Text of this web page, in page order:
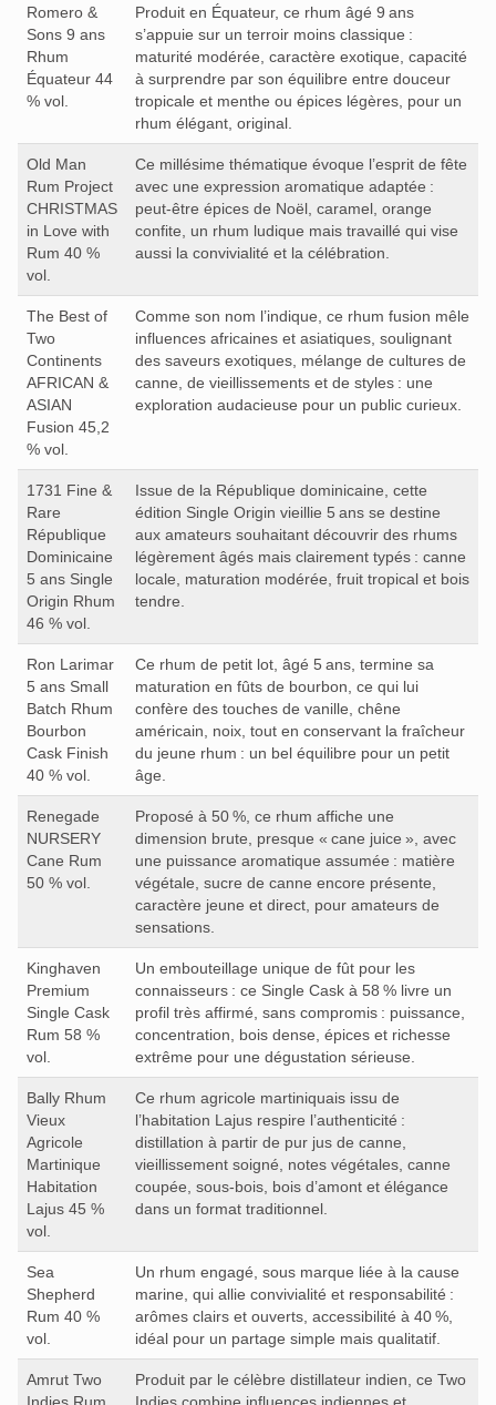
Romero &
Sons 9 ans
Rhum
Équateur 44
% vol.
Produit en Équateur, ce rhum âgé 9 ans
s’appuie sur un terroir moins classique :
maturité modérée, caractère exotique, capacité
à surprendre par son équilibre entre douceur
tropicale et menthe ou épices légères, pour un
rhum élégant, original.
Old Man
Rum Project
CHRISTMAS
in Love with
Rum 40 %
vol.
Ce millésime thématique évoque l’esprit de fête
avec une expression aromatique adaptée :
peut‑être épices de Noël, caramel, orange
confite, un rhum ludique mais travaillé qui vise
aussi la convivialité et la célébration.
The Best of
Two
Continents
AFRICAN &
ASIAN
Fusion 45,2
% vol.
Comme son nom l’indique, ce rhum fusion mêle
influences africaines et asiatiques, soulignant
des saveurs exotiques, mélange de cultures de
canne, de vieillissements et de styles : une
exploration audacieuse pour un public curieux.
1731 Fine &
Rare
République
Dominicaine
5 ans Single
Origin Rhum
46 % vol.
Issue de la République dominicaine, cette
édition Single Origin vieillie 5 ans se destine
aux amateurs souhaitant découvrir des rhums
légèrement âgés mais clairement typés : canne
locale, maturation modérée, fruit tropical et bois
tendre.
Ron Larimar
5 ans Small
Batch Rhum
Bourbon
Cask Finish
40 % vol.
Ce rhum de petit lot, âgé 5 ans, termine sa
maturation en fûts de bourbon, ce qui lui
confère des touches de vanille, chêne
américain, noix, tout en conservant la fraîcheur
du jeune rhum : un bel équilibre pour un petit
âge.
Renegade
NURSERY
Cane Rum
50 % vol.
Proposé à 50 %, ce rhum affiche une
dimension brute, presque « cane juice », avec
une puissance aromatique assumée : matière
végétale, sucre de canne encore présente,
caractère jeune et direct, pour amateurs de
sensations.
Kinghaven
Premium
Single Cask
Rum 58 %
vol.
Un embouteillage unique de fût pour les
connaisseurs : ce Single Cask à 58 % livre un
profil très affirmé, sans compromis : puissance,
concentration, bois dense, épices et richesse
extrême pour une dégustation sérieuse.
Bally Rhum
Vieux
Agricole
Martinique
Habitation
Lajus 45 %
vol.
Ce rhum agricole martiniquais issu de
l’habitation Lajus respire l’authenticité :
distillation à partir de pur jus de canne,
vieillissement soigné, notes végétales, canne
coupée, sous‑bois, bois d’amont et élégance
dans un format traditionnel.
Sea
Shepherd
Rum 40 %
vol.
Un rhum engagé, sous marque liée à la cause
marine, qui allie convivialité et responsabilité :
arômes clairs et ouverts, accessibilité à 40 %,
idéal pour un partage simple mais qualitatif.
Amrut Two
Produit par le célèbre distillateur indien, ce Two